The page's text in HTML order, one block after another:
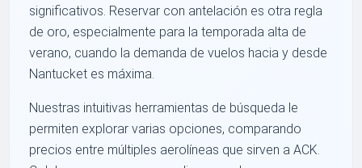
significativos. Reservar con antelación es otra regla
de oro, especialmente para la temporada alta de
verano, cuando la demanda de vuelos hacia y desde
Nantucket es máxima.
Nuestras intuitivas herramientas de búsqueda le
permiten explorar varias opciones, comparando
precios entre múltiples aerolíneas que sirven a ACK.